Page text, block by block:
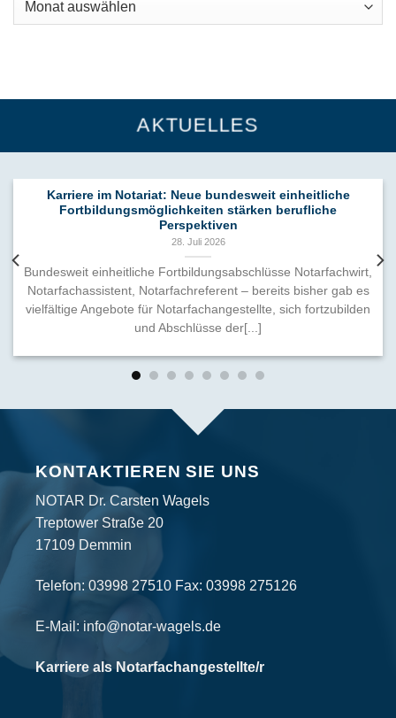
AKTUELLES
Karriere im Notariat: Neue bundesweit einheitliche
Fortbildungsmöglichkeiten stärken berufliche
Perspektiven
28. Juli 2026
Bundesweit einheitliche Fortbildungsabschlüsse Notarfachwirt,
Notarfachassistent, Notarfachreferent – bereits bisher gab es
vielfältige Angebote für Notarfachangestellte, sich fortzubilden
und Abschlüsse der[...]
KONTAKTIEREN SIE UNS
NOTAR Dr. Carsten Wagels
Treptower Straße 20
17109 Demmin
Telefon: 03998 27510 Fax: 03998 275126
E-Mail: info@notar-wagels.de
Karriere als Notarfachangestellte/r